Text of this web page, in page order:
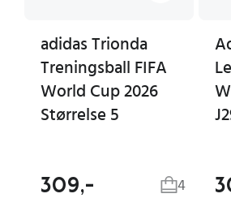
adidas Trionda
Treningsball FIFA
World Cup 2026
Størrelse 5
309,- 4